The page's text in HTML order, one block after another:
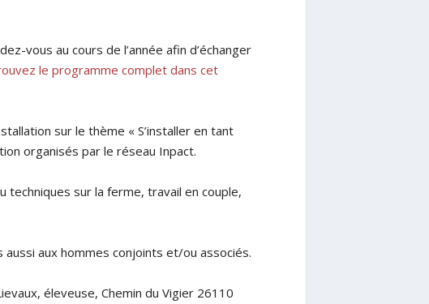
vous au cours de l’année afin d’échanger
le programme complet dans cet
sur le thème « S’installer en tant
organisés par le réseau Inpact.
sur la ferme, travail en couple,
aux hommes conjoints et/ou associés.
éleveuse, Chemin du Vigier 26110